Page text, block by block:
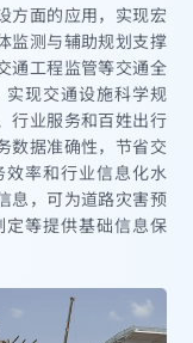
方面的应用，实现宏
监测与辅助规划支撑
通工程监管等交通全
现交通设施科学规
行业服务和百姓出行
数据准确性，节省交
率和行业信息化水
息，可为道路灾害预
等提供基础信息保